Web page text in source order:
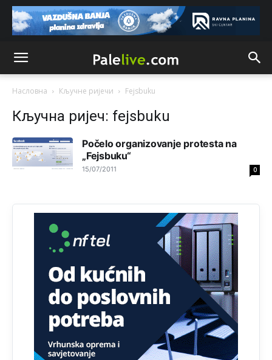
Насловна Кључне ријечи Fejsbuku
Кључна ријеч: fejsbuku
Počelo organizovanje protesta na
„Fejsbuku“
15/07/2011 0
Mile pozvao eleza da glasa .
Анонимно2808843 9:52
pusti ih ciganija...pocetkom ovog vjeka,neko rece za
Radovana i Ratka kaki su oni srbi...i poce dalje da
besjedi znam ja dobro sta je bilo u Ag-ci...
Анонимно2810587
11:13
Proguglajte
Анонимно2810587
11:21
O kako su cudni lvi ljudi,uzeli bi sve da mogu...a ja srce
svima fajem,radujem se tudjoj sreci.I ko ima i ko nema
na iso ce mjesto leci!